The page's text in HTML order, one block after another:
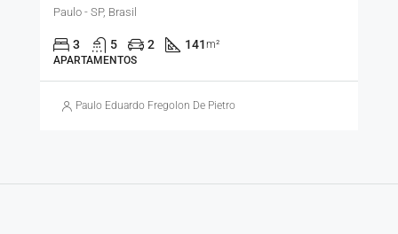
Paulo - SP, Brasil
3 5 2 141m²
APARTAMENTOS
Paulo Eduardo Fregolon De Pietro